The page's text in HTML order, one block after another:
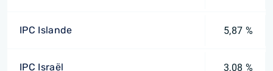
IPC Islande 5,87 %
IPC Israël 3,08 %